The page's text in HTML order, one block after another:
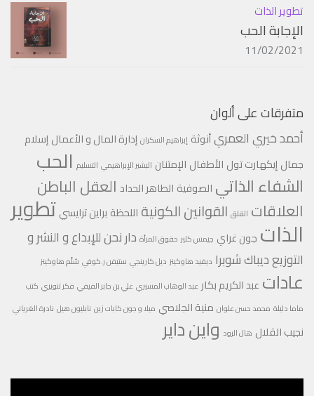
تطوير الذات
الإجابة الحب
11/02/2021
متفرقات على ألوان
أحمد خيري العمريأنوثة إبراهيم السكران إدارة المال و الأعمالإسلام
جمالإيكهارت تول الأطفال الإمتنان البشير الإبراهيمي التسليم الحب
الشفاء الذاتي الصوفية الطاهر الحداد العقل الباطن
العلاقات القلق القوانين الكونية اللحظة براين ترايسيتطوير
الذات جون غراي جيمس كلير حقوق المرأة دار نحن للإبداع و النشر و
التوزيعديباك شوبرا ديفيد هاوكينز ديل كارينجي ستيفن ر.كوفي سُلّم هاوكينز
عادات عبد الكريم بكار عبد الوهاب المسيري علي بن جابر الفيفي فكر تنويري كتب
ماما دليلة محمد حسن علوان منية الجلاصي ميلا و جون كابات زين نابليون هيل نادرة الغرياني
نجيب القلال هال الرود واين داير